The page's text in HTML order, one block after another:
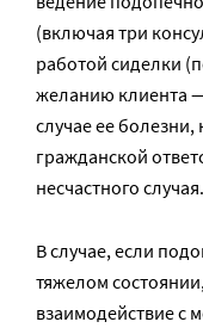
(включая три
работой сиделки
желанию клиента
случае ее
гражданской
несчастного случая.
В случае, если
тяжелом
взаимодействие с